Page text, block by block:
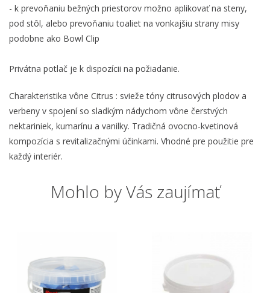
- k prevoňaniu bežných priestorov možno aplikovať na steny,
pod stôl, alebo prevoňaniu toaliet na vonkajšiu strany misy
podobne ako Bowl Clip
Privátna potlač je k dispozícii na požiadanie.
Charakteristika vône Citrus : svieže tóny citrusových plodov a
verbeny v spojení so sladkým nádychom vône čerstvých
nektariniek, kumarínu a vanilky. Tradičná ovocno-kvetinová
kompozícia s revitalizačnými účinkami. Vhodné pre použitie pre
každý interiér.
Mohlo by Vás zaujímať